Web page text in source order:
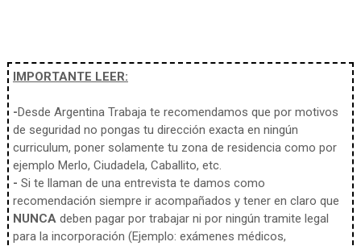
IMPORTANTE LEER:
-Desde Argentina Trabaja te recomendamos que por motivos
de seguridad no pongas tu dirección exacta en ningún
curriculum, poner solamente tu zona de residencia como por
ejemplo Merlo, Ciudadela, Caballito, etc.
- Si te llaman de una entrevista te damos como
recomendación siempre ir acompañados y tener en claro que
NUNCAdeben pagar por trabajar ni por ningún tramite legal
para la incorporación (Ejemplo: exámenes médicos,